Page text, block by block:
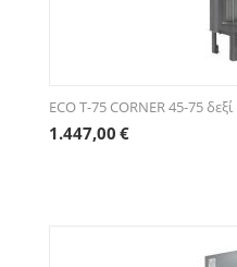
ECO Τ-75 CORNER 45-75
1.447,00 €